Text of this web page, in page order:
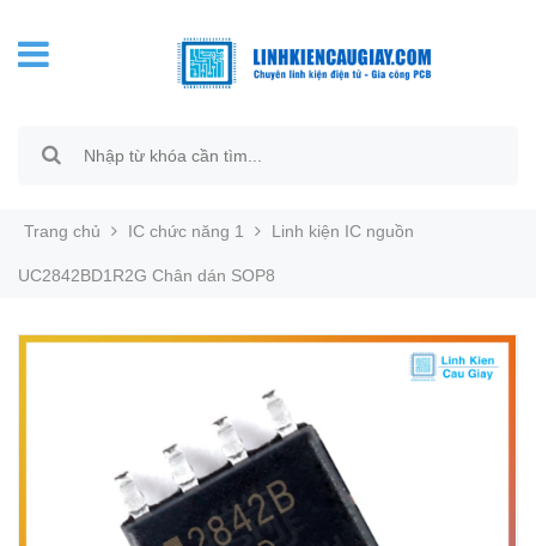
Trang chủ IC chức năng 1 Linh kiện IC nguồn
UC2842BD1R2G Chân dán SOP8